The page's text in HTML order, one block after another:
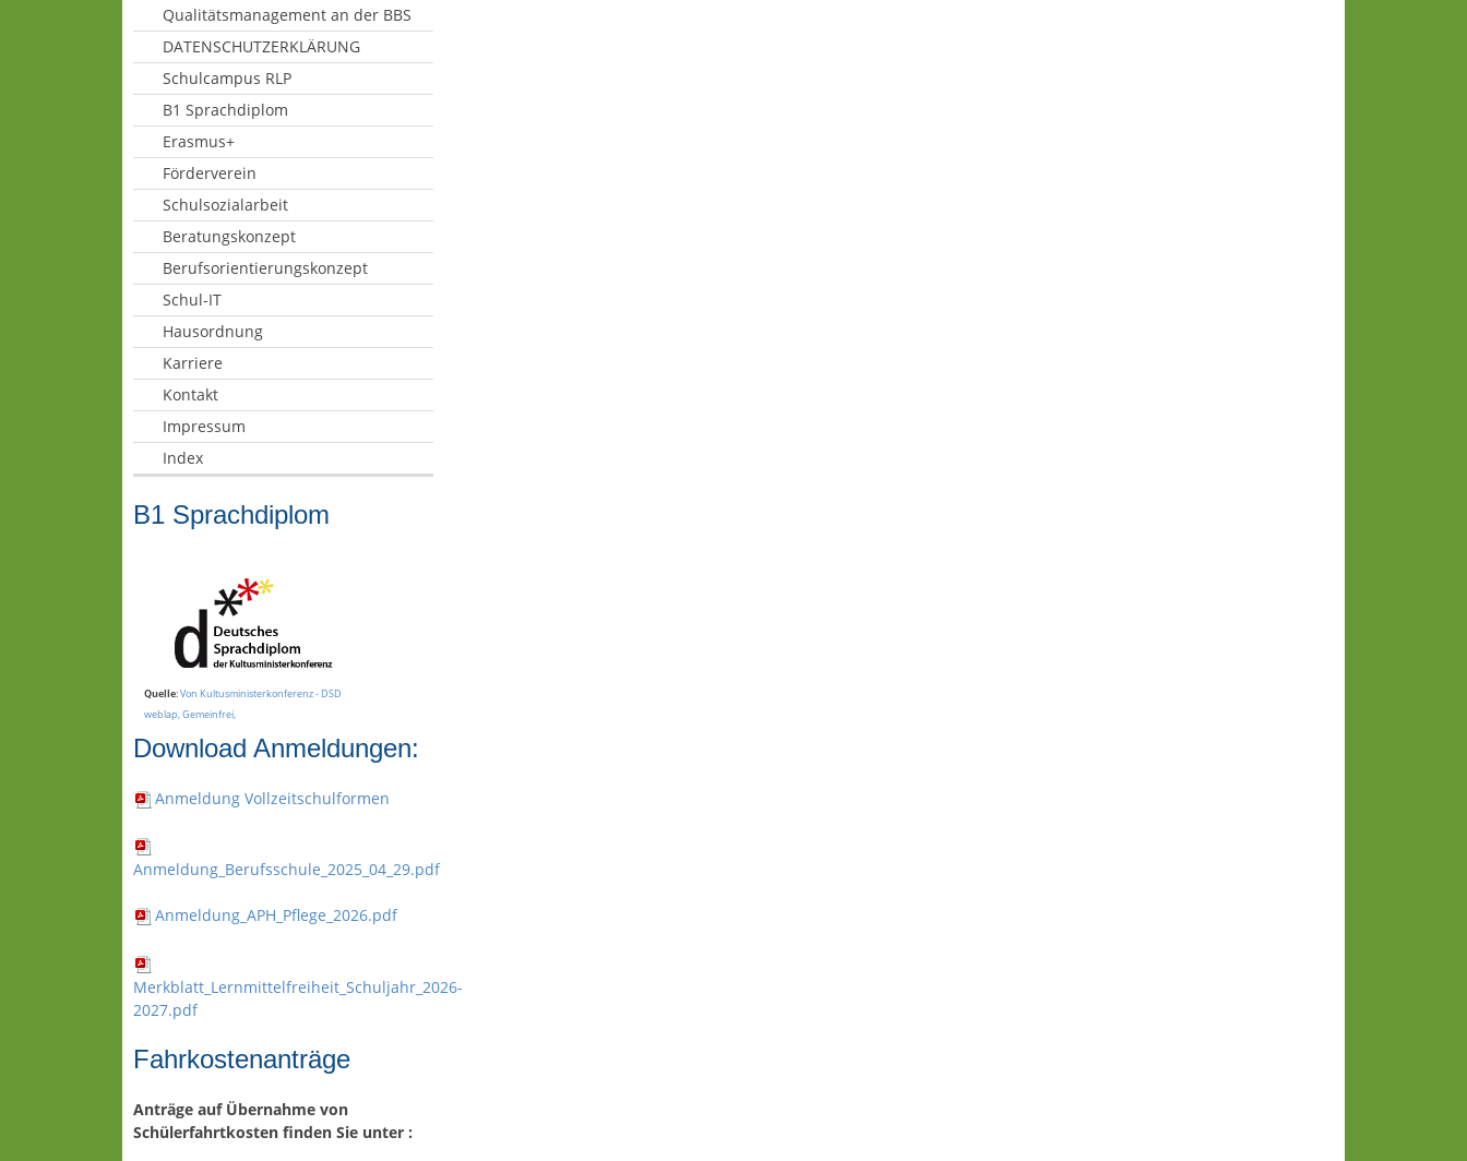
Qualitätsmanagement an der BBS
DATENSCHUTZERKLÄRUNG
Schulcampus RLP
B1 Sprachdiplom
Erasmus+
Förderverein
Schulsozialarbeit
Beratungskonzept
Berufsorientierungskonzept
Schul-IT
Hausordnung
Karriere
Kontakt
Impressum
Index
B1 Sprachdiplom
Quelle:Von Kultusministerkonferenz - DSD
weblap, Gemeinfrei,
Download Anmeldungen:
Anmeldung Vollzeitschulformen
Anmeldung_Berufsschule_2025_04_29.pdf
Anmeldung_APH_Pflege_2026.pdf
Merkblatt_Lernmittelfreiheit_Schuljahr_2026-
2027.pdf
Fahrkostenanträge
Anträge auf Übernahme von
Schülerfahrtkosten finden Sie unter :